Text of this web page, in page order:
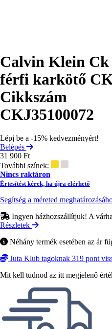
Calvin Klein Ck
férfi karkötő
Cikkszám
CKJ35100072
Lépj be a -15% kedvezményért!
Belépés
31 900 Ft
További színek:
Nincs raktáron
Értesítést kérek, ha újra elérhető
Segítség a méreted
Ingyen házhozszállítjuk! A
Részletek
Néhány termék esetében az ár
Juta Klub tagoknak 319 pont
Mit kell tudnod az itt megjelenő